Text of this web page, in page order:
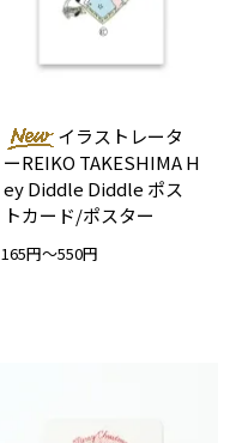
イラストレータ
ーREIKO TAKESHIMA H
ey Diddle Diddle ポス
トカード/ポスター
165円～550円